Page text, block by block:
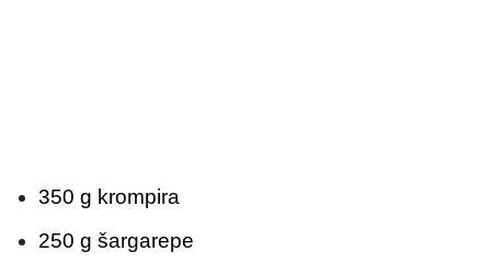
350 g krompira
250 g šargarepe